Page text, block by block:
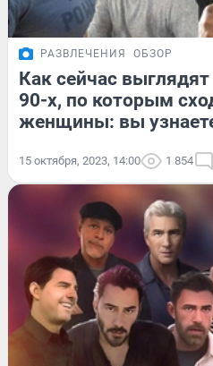
РАЗВЛЕЧЕНИЯ ОБЗОР
Как сейчас
90-х, по которым
женщины: вы
15 октября, 2023, 14:00 1 854